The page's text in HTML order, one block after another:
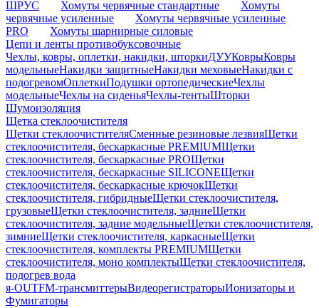
ШРУС Хомуты червячные стандартные
Хомуты
червячные усиленные
Хомуты червячные усиленные
PRO
Хомуты шарнирные силовые
Цепи и ленты противобуксовочные
Чехлы, ковры, оплетки, накидки, шторкиДУУКоврыКовры
модельныеНакидки защитныеНакидки меховыеНакидки с
подогревомОплеткиПодушки ортопедическиеЧехлы
модельныеЧехлы на сиденьяЧехлы-тентыШторки
Шумоизоляция
Щетка стеклоочистителя
Щетки стеклоочистителяСменные резиновые лезвияЩетки
стеклоочистителя, бескаркасные PREMIUMЩетки
стеклоочистителя, бескаркасные PROЩетки
стеклоочистителя, бескаркасные SILICONEЩетки
стеклоочистителя, бескаркасные крючокЩетки
стеклоочистителя, гибридныеЩетки стеклоочистителя,
грузовыеЩетки стеклоочистителя, задниеЩетки
стеклоочистителя, задние модельныеЩетки стеклоочистителя,
зимниеЩетки стеклоочистителя, каркасныеЩетки
стеклоочистителя, комплекты PREMIUMЩетки
стеклоочистителя, моно комплектыЩетки стеклоочистителя,
подогрев вода
я-OUTFM-трансмиттерыВидеорегистраторыИонизаторы и
Фумигаторы